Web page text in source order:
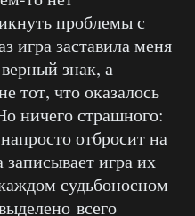
проблемы с
игра заставила меня
знак, а
тот, что оказалось
ничего страшного:
отбросит на
игра их
судьбоносном
всего